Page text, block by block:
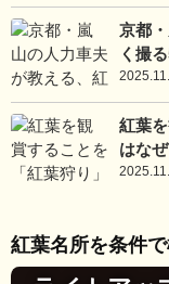
京都
く撮
紅葉
はなぜ
紅葉名所を条件